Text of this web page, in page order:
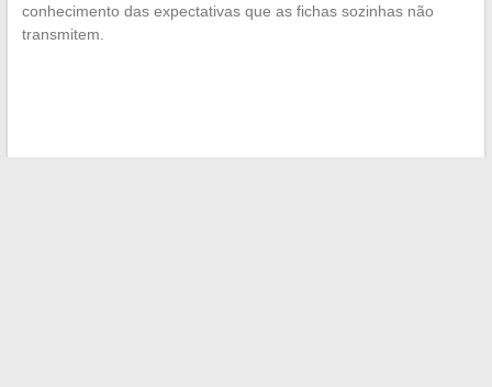
conhecimento das expectativas que as fichas sozinhas não
transmitem.